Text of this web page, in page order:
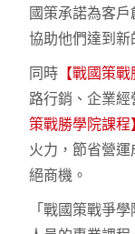
國策承諾為客
協助他們達到新
同時 【戰國策
路行銷、企業
策戰勝學院課程
火力，節省營
絕商機。
「戰國策戰爭